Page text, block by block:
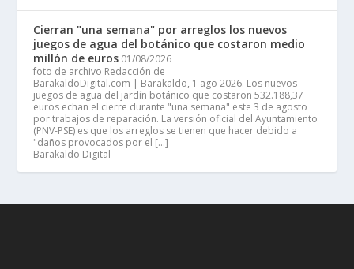
Cierran "una semana" por arreglos los nuevos
juegos de agua del botánico que costaron medio
millón de euros 01/08/2026
foto de archivo Redacción de
BarakaldoDigital.com | Barakaldo, 1 ago 2026. Los nuevos
juegos de agua del jardín botánico que costaron 532.188,37
euros echan el cierre durante "una semana" este 3 de agosto
por trabajos de reparación. La versión oficial del Ayuntamiento
(PNV-PSE) es que los arreglos se tienen que hacer debido a
"daños provocados por el […]
Barakaldo Digital